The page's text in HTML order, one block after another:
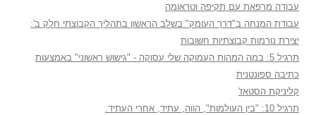
עבודה מרפאת עם תקיפה וטראומה
עבודת המנחה ב"דרך העומק" בשלב הראשון בתהליך הקבוצתי חלק ב':
יצירת נורמות קבוצתיות חשובות
תרגיל 5: במה המהות העמוקה שלי עסוקה - "גישוש ראשוני" באמצעות
כתיבה ספונטנית
קליניקת הסטאז'
תרגיל 10: "בין העולמות", הווה, עתיד, אחרי העתיד.